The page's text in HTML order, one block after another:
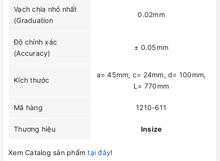
Vạch chia nhỏ nhất
(Graduation
0.02mm
Độ chính xác
(Accuracy)
± 0.05mm
Kích thước
a= 45mm, c= 24mm, d= 100mm,
L= 770mm
Mã hàng 1210-611
Thương hiệu Insize
Xem Catalog sản phẩmtại đây!